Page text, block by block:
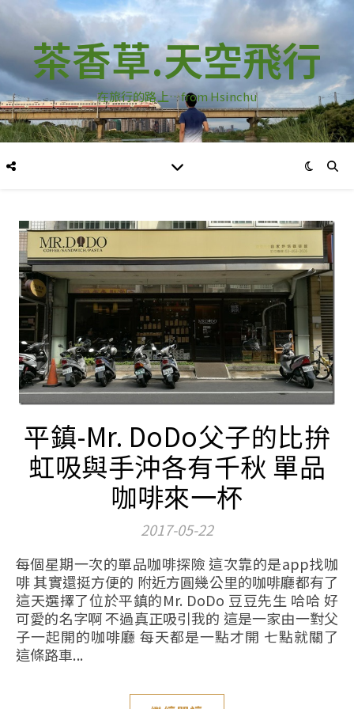
茶香草.天空飛行
在旅行的路上…from Hsinchu
平鎮-Mr. DoDo父子的比拚
虹吸與手沖各有千秋 單品
咖啡來一杯
2017-05-22
每個星期一次的單品咖啡探險 這次靠的是app找咖
啡 其實還挺方便的 附近方圓幾公里的咖啡廳都有了
這天選擇了位於平鎮的Mr. DoDo 豆豆先生 哈哈 好
可愛的名字啊 不過真正吸引我的 這是一家由一對父
子一起開的咖啡廳 每天都是一點才開 七點就關了
這條路車...